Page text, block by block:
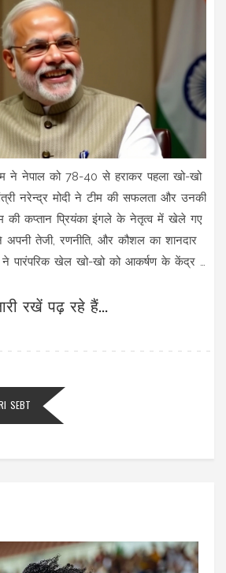
ने नेपाल को 78-40 से हराकर पहला खो-खो
नरेन्द्र मोदी ने टीम की सफलता और उनकी
की कप्तान प्रियंका इंगले के नेतृत्व में खेले गए
तेजी, रणनीति, और कौशल का शानदार
ने पारंपरिक खेल खो-खो को आकर्षण के केंद्र में
रखें पढ़ रहे हैं...
SEBT